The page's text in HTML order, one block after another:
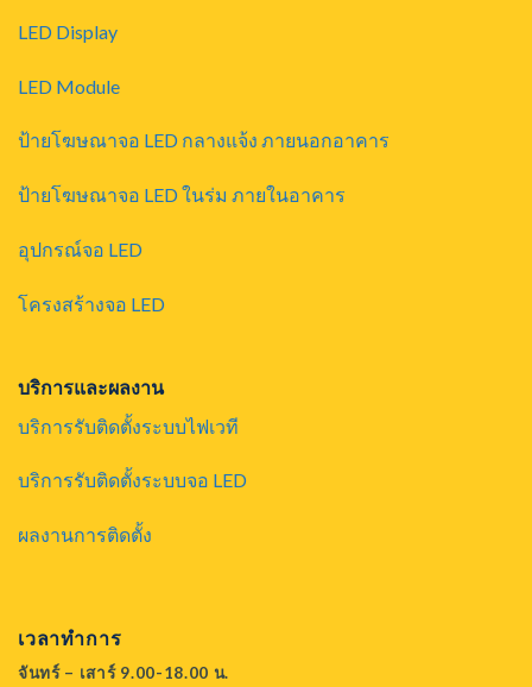
LED Display
LED Module
ป้ายโฆษณาจอ LED กลางแจ้ง ภายนอกอาคาร
ป้ายโฆษณาจอ LED ในร่ม ภายในอาคาร
อุปกรณ์จอ LED
โครงสร้างจอ LED
บริการและผลงาน
บริการรับติดตั้งระบบไฟเวที
บริการรับติดตั้งระบบจอ LED
ผลงานการติดตั้ง
เวลาทำการ
จันทร์ – เสาร์ 9.00-18.00 น.